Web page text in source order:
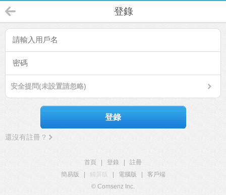
登錄
安全提問(未設置請忽略)
登錄
還沒有註冊？
首頁 登錄
註冊
簡易版
觸屏版 電腦版
客戶端
© Comsenz Inc.